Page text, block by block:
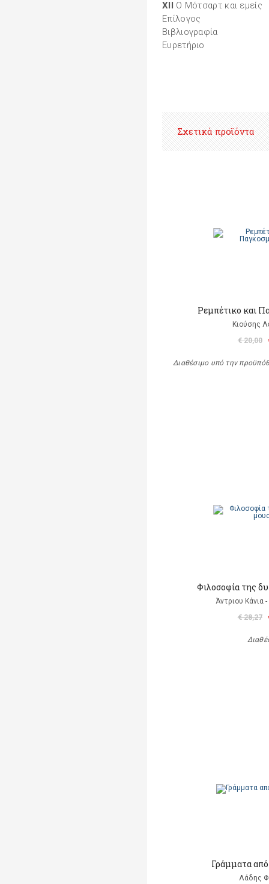
XII Ο Μότσαρτ και εμείς
Επίλογος
Βιβλιογραφία
Ευρετήριο
Σχετικά προϊόντα
Ρεμπέτικο και
Κιούσης
€ 20,00
Διαθέσιμο υπό την
Φιλοσοφία της
Άντριου Κάνια
€ 28,27
Γράμματα
Λάδης